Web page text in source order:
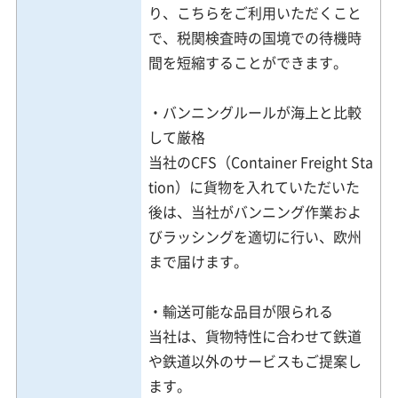
り、こちらをご利用いただくこと
で、税関検査時の国境での待機時
間を短縮することができます。
・バンニングルールが海上と比較
して厳格
当社のCFS（Container Freight Sta
tion）に貨物を入れていただいた
後は、当社がバンニング作業およ
びラッシングを適切に行い、欧州
まで届けます。
・輸送可能な品目が限られる
当社は、貨物特性に合わせて鉄道
や鉄道以外のサービスもご提案し
ます。